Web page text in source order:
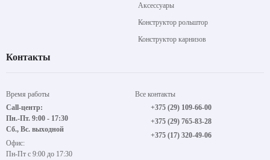
Аксессуары
Конструктор рольштор
Конструктор карнизов
Контакты
Время работы
Call-центр:
Пн.-Пт. 9:00 - 17:30
Сб., Вс. выходной
Офис:
Пн-Пт с 9:00 до 17:30
Все контакты
+375 (29) 109-66-00
+375 (29) 765-83-28
+375 (17) 320-49-06